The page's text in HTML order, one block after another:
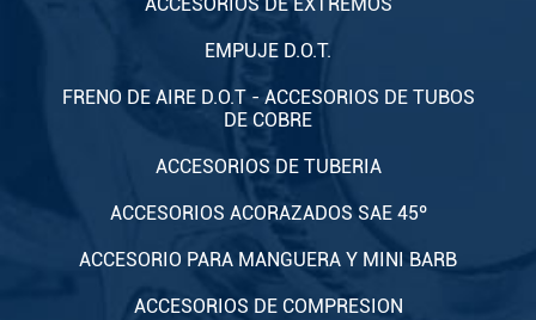
EMPUJE D.O.T.
FRENO DE AIRE D.O.T - ACCESORIOS DE TUBOS
DE COBRE
ACCESORIOS DE TUBERIA
ACCESORIOS ACORAZADOS SAE 45º
ACCESORIO PARA MANGUERA Y MINI BARB
ACCESORIOS DE COMPRESION